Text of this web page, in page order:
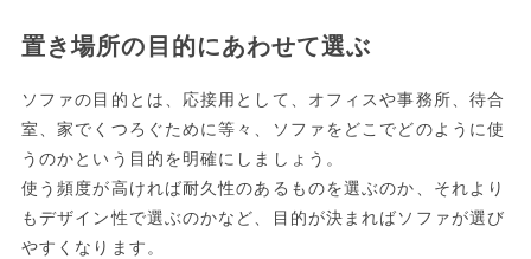
置き場所の目的にあわせて選ぶ
ソファの目的とは、応接用として、オフィスや事務所、待合
室、家でくつろぐために等々、ソファをどこでどのように使
うのかという目的を明確にしましょう。
使う頻度が高ければ耐久性のあるものを選ぶのか、それより
もデザイン性で選ぶのかなど、目的が決まればソファが選び
やすくなります。